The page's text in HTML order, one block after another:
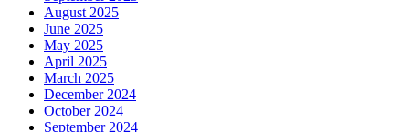
August 2025
June 2025
May 2025
April 2025
March 2025
December 2024
October 2024
September 2024